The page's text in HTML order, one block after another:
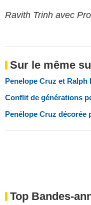
Ravith Trinh avec
Sur le même
Penelope Cruz et Ralph
Conflit de générations
Penélope Cruz décorée
Top Bandes-